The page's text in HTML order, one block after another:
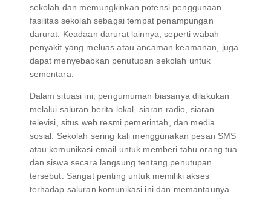
sekolah dan memungkinkan potensi penggunaan
fasilitas sekolah sebagai tempat penampungan
darurat. Keadaan darurat lainnya, seperti wabah
penyakit yang meluas atau ancaman keamanan, juga
dapat menyebabkan penutupan sekolah untuk
sementara.
Dalam situasi ini, pengumuman biasanya dilakukan
melalui saluran berita lokal, siaran radio, siaran
televisi, situs web resmi pemerintah, dan media
sosial. Sekolah sering kali menggunakan pesan SMS
atau komunikasi email untuk memberi tahu orang tua
dan siswa secara langsung tentang penutupan
tersebut. Sangat penting untuk memiliki akses
terhadap saluran komunikasi ini dan memantaunya